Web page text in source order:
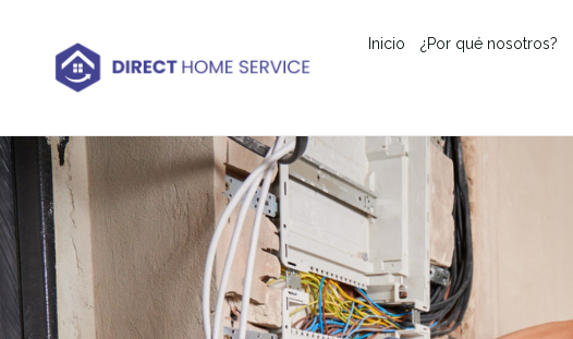
Inicio ¿Por qué nosotros?